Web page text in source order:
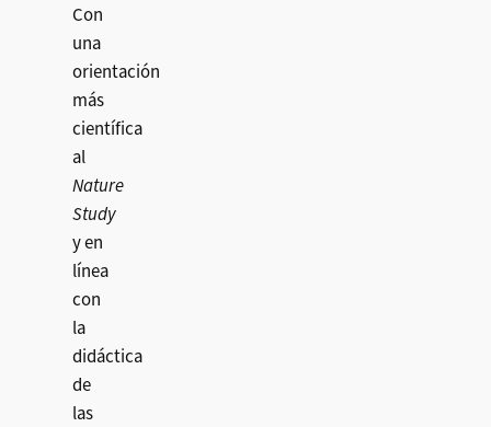
Con
una
orientación
más
científica
al
Nature
Study
y en
línea
con
la
didáctica
de
las